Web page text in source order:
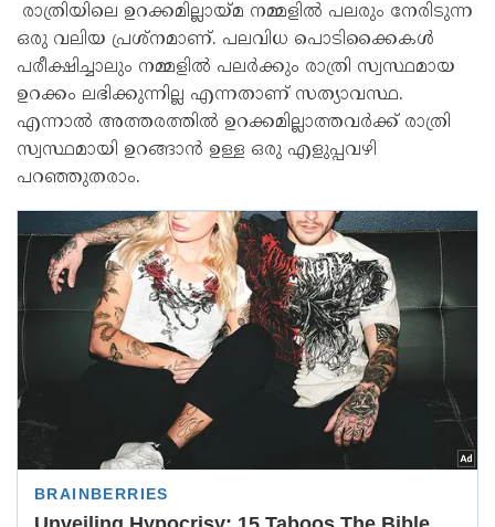
രാത്രിയിലെ ഉറക്കമില്ലായ്മ നമ്മളില്‍ പലരും നേരിടുന്ന
ഒരു വലിയ പ്രശ്‌നമാണ്. പലവിധ പൊടിക്കൈകള്‍
പരീക്ഷിച്ചാലും നമ്മളില്‍ പലര്‍ക്കും രാത്രി സ്വസ്ഥമായ
ഉറക്കം ലഭിക്കുന്നില്ല എന്നതാണ് സത്യാവസ്ഥ.
എന്നാല്‍ അത്തരത്തില്‍ ഉറക്കമില്ലാത്തവര്‍ക്ക് രാത്രി
സ്വസ്ഥമായി ഉറങ്ങാന്‍ ഉള്ള ഒരു എളുപ്പവഴി
പറഞ്ഞുതരാം.